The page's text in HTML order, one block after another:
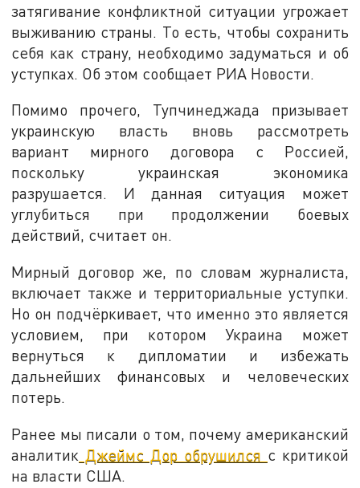
затягивание конфликтной ситуации угрожает
выживанию страны. То есть, чтобы сохранить
себя как страну, необходимо задуматься и об
уступках. Об этом сообщает РИА Новости.
Помимо прочего, Тупчинеджада призывает
украинскую власть вновь рассмотреть
вариант мирного договора с Россией,
поскольку украинская экономика
разрушается. И данная ситуация может
углубиться при продолжении боевых
действий, считает он.
Мирный договор же, по словам журналиста,
включает также и территориальные уступки.
Но он подчёркивает, что именно это является
условием, при котором Украина может
вернуться к дипломатии и избежать
дальнейших финансовых и человеческих
потерь.
Ранее мы писали о том, почему американский
аналитик Джеймс Дор обрушился с критикой
на власти США.